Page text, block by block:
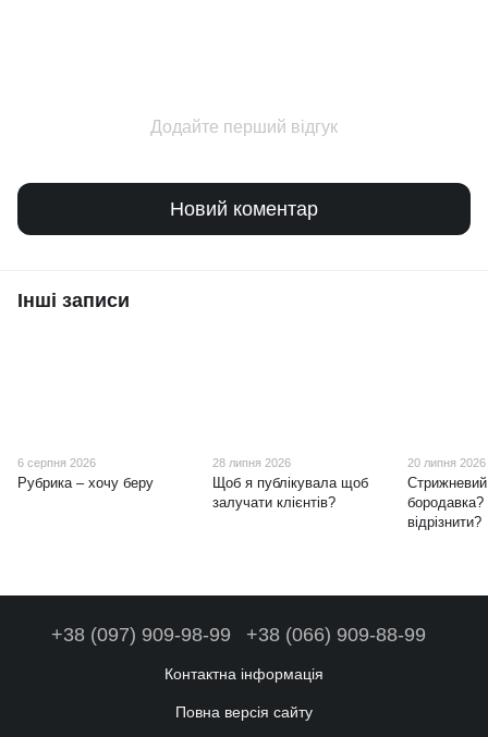
Додайте перший відгук
Новий коментар
Інші записи
6 серпня 2026
Рубрика – хочу беру
28 липня 2026
Щоб я публікувала щоб
залучати клієнтів?
20 липня 2026
бородавка?
відрізнити?
+38 (097) 909-98-99 +38 (066) 909-88-99
Контактна інформація
Повна версія сайту